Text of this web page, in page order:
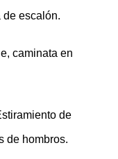
de escalón.
caminata en
de
de hombros.